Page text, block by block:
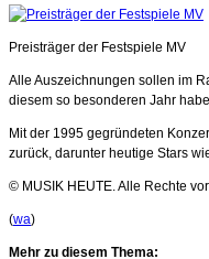
Preisträger der Festspiele MV
Alle Auszeichnungen sollen im
diesem so besonderen Jahr
Mit der 1995 gegründeten
zurück, darunter heutige Stars
© MUSIK HEUTE. Alle Rechte
(wa)
Mehr zu diesem Thema: